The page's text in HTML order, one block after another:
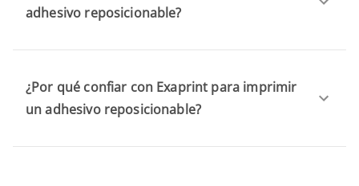
adhesivo reposicionable?
¿Por qué confiar con Exaprint para imprimir
un adhesivo reposicionable?